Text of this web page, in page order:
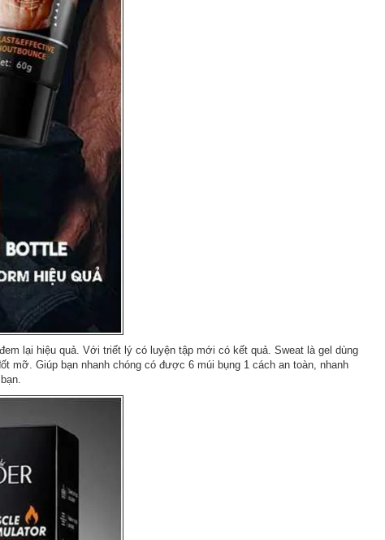
lại hiệu quả. Với triết lý có luyện tập mới có kết quả. Sweat là gel dùng
mỡ. Giúp bạn nhanh chóng có được 6 múi bụng 1 cách an toàn, nhanh